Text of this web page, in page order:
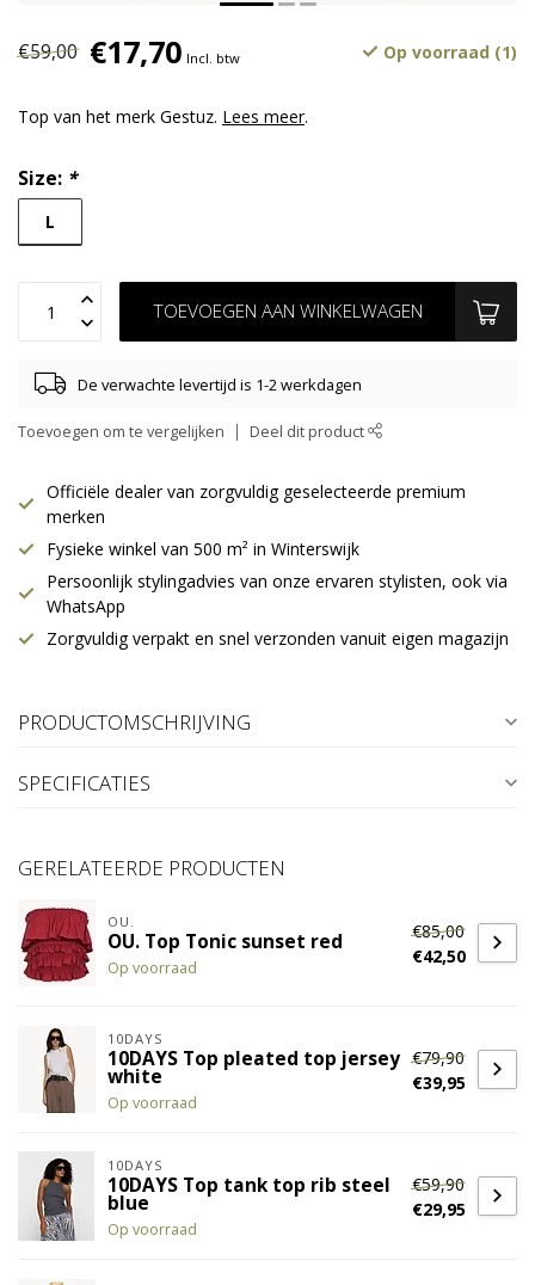
€59,00 €17,70 Incl. btw Op voorraad (1)
Top van het merk Gestuz. Lees meer.
Size: *
L
TOEVOEGEN AAN WINKELWAGEN
De verwachte levertijd is 1-2 werkdagen
Toevoegen om te vergelijken Deel dit product
Officiële dealer van zorgvuldig geselecteerde premium
merken
Fysieke winkel van 500 m² in Winterswijk
Persoonlijk stylingadvies van onze ervaren stylisten, ook via
WhatsApp
Zorgvuldig verpakt en snel verzonden vanuit eigen magazijn
PRODUCTOMSCHRIJVING
SPECIFICATIES
GERELATEERDE PRODUCTEN
OU.
OU. Top Tonic sunset red
Op voorraad
€85,00
€42,50
10DAYS
10DAYS Top pleated top jersey
white
Op voorraad
€79,90
€39,95
10DAYS
10DAYS Top tank top rib steel
blue
Op voorraad
€59,90
€29,95